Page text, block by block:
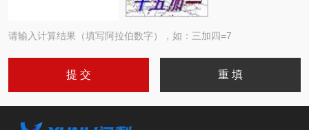
请输入计算结果（填写阿拉伯数字），如：三加四=7